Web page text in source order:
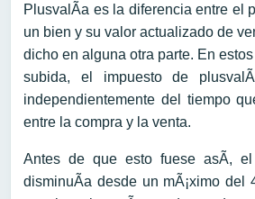
PlusvalÃ­a es la diferencia entre el
un bien y su valor actualizado de
dicho en alguna otra parte. En
subida, el impuesto de
independientemente del tiempo
entre la compra y la venta.
Antes de que esto fuese asÃ­,
disminuÃ­a desde un mÃ¡ximo del